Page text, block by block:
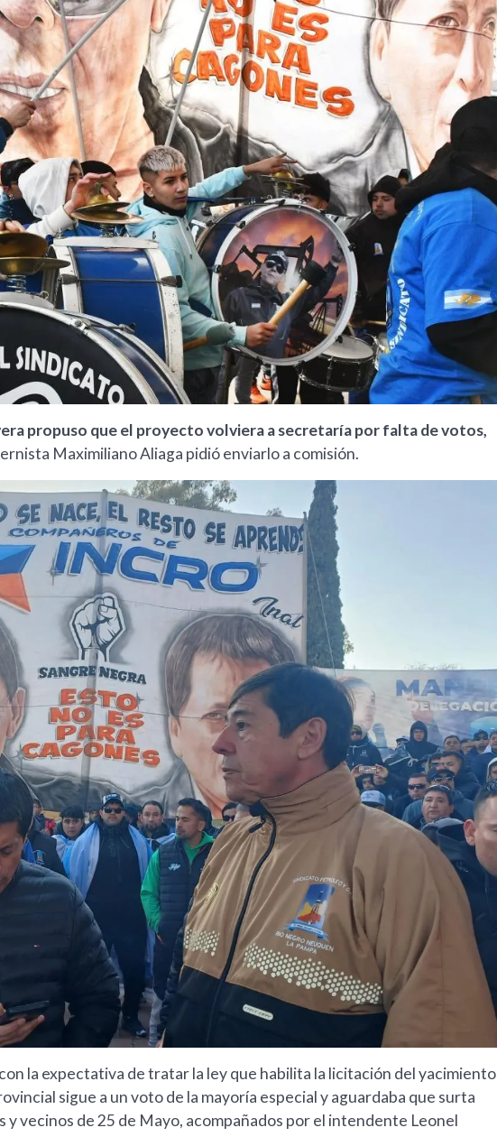
propuso que el proyecto volviera a secretaría por falta de votos,
Maximiliano Aliaga pidió enviarlo a comisión.
la expectativa de tratar la ley que habilita la licitación del yacimiento
sigue a un voto de la mayoría especial y aguardaba que surta
vecinos de 25 de Mayo, acompañados por el intendente Leonel